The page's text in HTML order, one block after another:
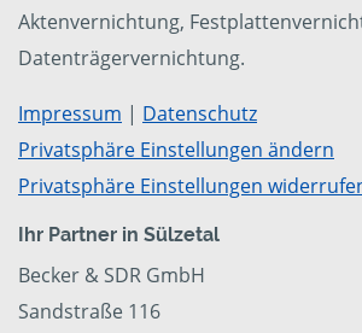
Aktenvernichtung,
Datenträgervernichtung.
Impressum | Datenschutz
Privatsphäre Einstellungen ändern
Privatsphäre Einstellungen
Ihr Partner in Sülzetal
Becker & SDR GmbH
Sandstraße 116